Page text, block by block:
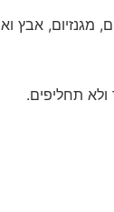
מגנזיום, אבץ
תחליפים.